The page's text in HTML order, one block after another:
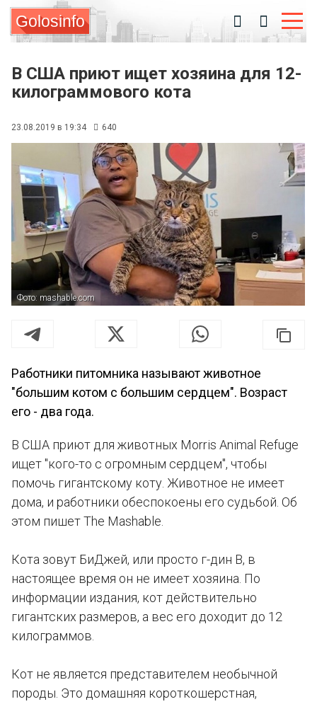
Golosinfo
В США приют ищет хозяина для 12-
килограммового кота
23.08.2019 в 19:34 640
Фото: mashable.com
Работники питомника называют животное
"большим котом с большим сердцем". Возраст
его - два года.
В США приют для животных Morris Animal Refuge
ищет "кого-то с огромным сердцем", чтобы
помочь гигантскому коту. Животное не имеет
дома, и работники обеспокоены его судьбой. Об
этом пишет The Mashable.
Кота зовут БиДжей, или просто г-дин B, в
настоящее время он не имеет хозяина. По
информации издания, кот действительно
гигантских размеров, а вес его доходит до 12
килограммов.
Кот не является представителем необычной
породы. Это домашняя короткошерстная,